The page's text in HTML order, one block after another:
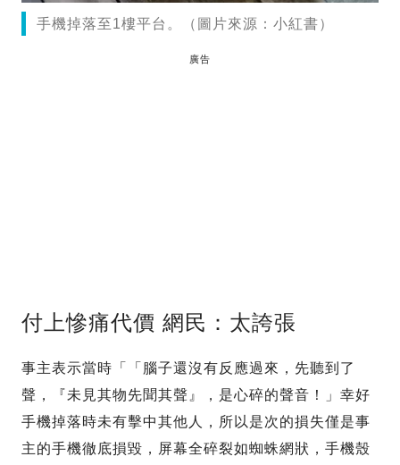
手機掉落至1樓平台。（圖片來源：小紅書）
廣告
付上慘痛代價 網民：太誇張
事主表示當時「「腦子還沒有反應過來，先聽到了
聲，『未見其物先聞其聲』，是心碎的聲音！」幸好
手機掉落時未有擊中其他人，所以是次的損失僅是事
主的手機徹底損毀，屏幕全碎裂如蜘蛛網狀，手機殼